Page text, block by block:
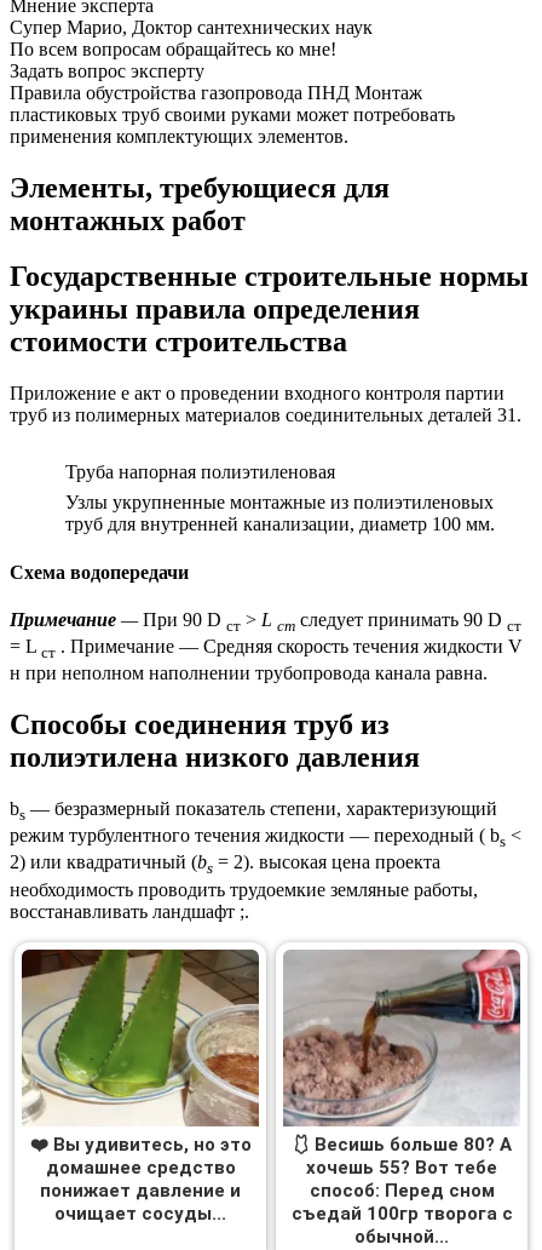
Мнение эксперта
Супер Марио, Доктор сантехнических наук
По всем вопросам обращайтесь ко мне!
Задать вопрос эксперту
Правила обустройства газопровода ПНД Монтаж
пластиковых труб своими руками может потребовать
применения комплектующих элементов.
Элементы, требующиеся для
монтажных работ
Государственные строительные нормы
украины правила определения
стоимости строительства
Приложение е акт о проведении входного контроля партии
труб из полимерных материалов соединительных деталей 31.
Труба напорная полиэтиленовая
Узлы укрупненные монтажные из полиэтиленовых
труб для внутренней канализации, диаметр 100 мм.
Схема водопередачи
Примечание —При 90 D ст > L ст следует принимать 90 D ст
= L ст . Примечание — Средняя скорость течения жидкости V
н при неполном наполнении трубопровода канала равна.
Способы соединения труб из
полиэтилена низкого давления
bs — безразмерный показатель степени, характеризующий
режим турбулентного течения жидкости — переходный ( bs <
2) или квадратичный (bs = 2). высокая цена проекта
необходимость проводить трудоемкие земляные работы,
восстанавливать ландшафт ;.
❤️ Вы удивитесь, но это
домашнее средство
понижает давление и
очищает сосуды...
🩱 Весишь больше 80? А
хочешь 55? Вот тебе
способ: Перед сном
съедай 100гр творога с
обычной...